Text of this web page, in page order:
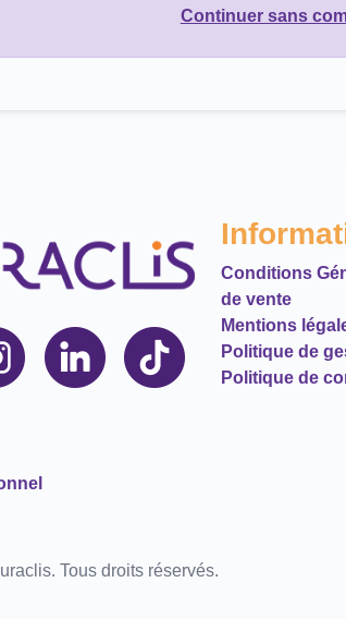
Continuer sans
Conditions
de vente
Mentions
Politique de
Politique de
Tous droits réservés.